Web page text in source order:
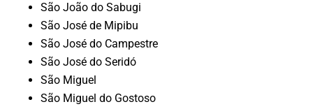
São João do Sabugi
São José de Mipibu
São José do Campestre
São José do Seridó
São Miguel
São Miguel do Gostoso